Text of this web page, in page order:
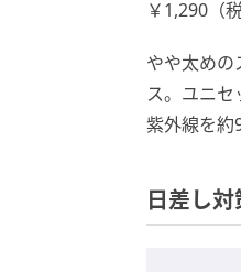
￥1,290（税
やや太めの
ス。ユニセ
紫外線を約
日差し